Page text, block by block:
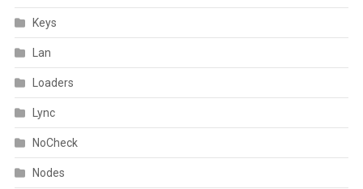
Keys
Lan
Loaders
Lync
NoCheck
Nodes